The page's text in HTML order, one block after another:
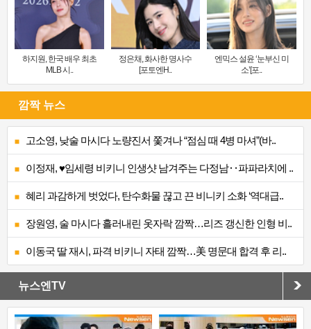
하지원, 한국 배우 최초
MLB 시..
정은채, 화사한 명사수
[포토엔H..
엔믹스 설윤 ‘눈부신 미
소’[포..
깜짝 뉴스
고소영, 낮술 마시다 노량진서 쫓겨나 “점심 때 4병 마셔”(바..
이정재, ♥임세령 비키니 인생샷 남겨주는 다정남‥파파라치에 ..
혜리 과감하게 벗었다, 탄수화물 끊고 끈 비니키 소화 ‘역대급..
장원영, 술 마시다 흘러내린 옷자락 깜짝…리즈 갱신한 인형 비..
이동국 딸 재시, 파격 비키니 자태 깜짝…美 명문대 합격 후 리..
뉴스엔TV